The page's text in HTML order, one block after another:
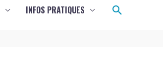
INFOS PRATIQUES